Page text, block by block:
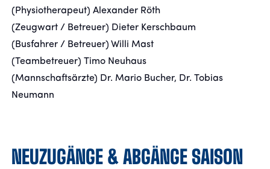
(Physiotherapeut) Alexander Röth
(Zeugwart / Betreuer) Dieter Kerschbaum
(Busfahrer / Betreuer) Willi Mast
(Teambetreuer) Timo Neuhaus
(Mannschaftsärzte) Dr. Mario Bucher, Dr. Tobias
Neumann
NEUZUGÄNGE & ABGÄNGE SAISON